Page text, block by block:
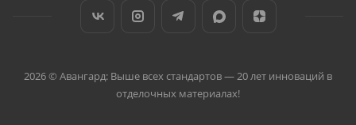
2026 © Авангард: Выше всех стандартов — 20 лет инноваций в
отделочных материалах!